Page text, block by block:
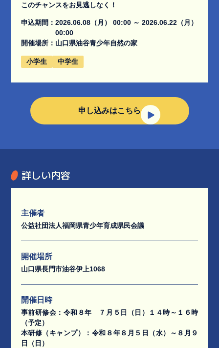
このチャンスをお見逃しなく！
申込期間： 2026.06.08（月） 00:00 ～ 2026.06.22（月）
00:00
開催場所： 山口県油谷青少年自然の家
小学生 中学生
申し込みはこちら
詳しい内容
主催者
公益社団法人福岡県青少年育成県民会議
開催場所
山口県長門市油谷伊上1068
開催日時
事前研修会：令和８年 ７月５日（日）１４時～１６時
（予定）
本研修（キャンプ）：令和８年８月５日（水）～８月９
日（日）